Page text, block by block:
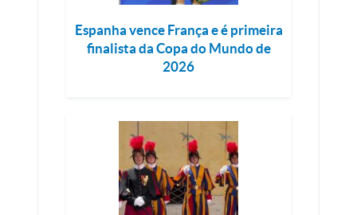
Espanha vence França e é primeira
finalista da Copa do Mundo de
2026